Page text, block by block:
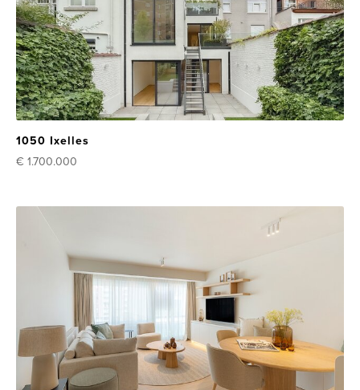
1050 Ixelles
€ 1.700.000